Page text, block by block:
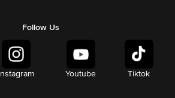
Follow Us
Instagram Youtube Tiktok